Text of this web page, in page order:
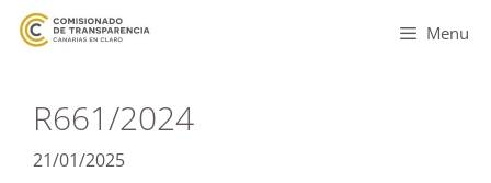
Menu
R661/2024
21/01/2025